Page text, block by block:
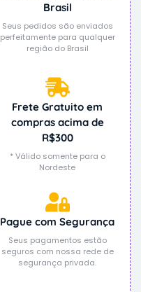
Brasil
Seus pedidos são enviados
perfeitamente para qualquer
região do Brasil
Frete Gratuito em
compras acima de
R$300
* Válido somente para o
Nordeste
Pague com Segurança
Seus pagamentos estão
seguros com nossa rede de
segurança privada.